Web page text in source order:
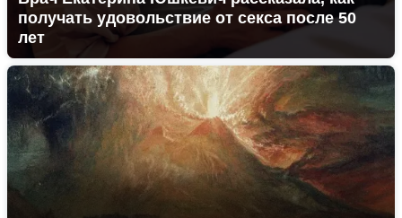
получать удовольствие от секса после 50
лет